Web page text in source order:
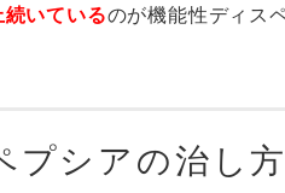
いているのが機能性ディス
プシアの治し